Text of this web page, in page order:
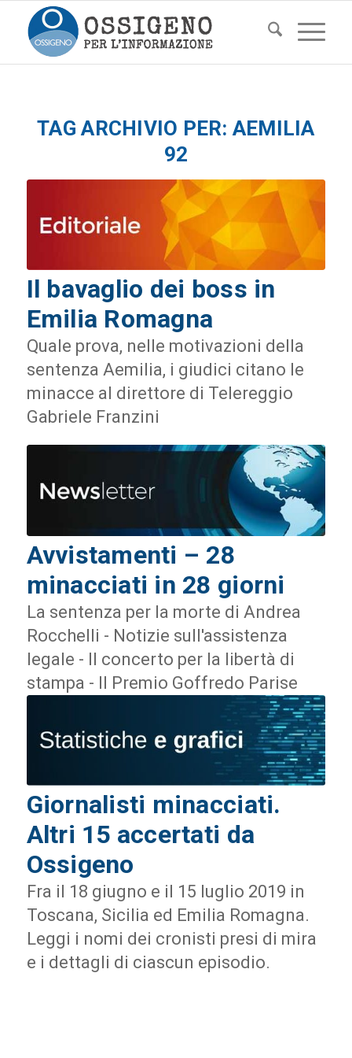
TAG ARCHIVIO PER:AEMILIA
92
Il bavaglio dei boss in
Emilia Romagna
Quale prova, nelle motivazioni della
sentenza Aemilia, i giudici citano le
minacce al direttore di Telereggio
Gabriele Franzini
Avvistamenti – 28
minacciati in 28 giorni
La sentenza per la morte di Andrea
Rocchelli - Notizie sull'assistenza
legale - Il concerto per la libertà di
stampa - Il Premio Goffredo Parise
Giornalisti minacciati.
Altri 15 accertati da
Ossigeno
Fra il 18 giugno e il 15 luglio 2019 in
Toscana, Sicilia ed Emilia Romagna.
Leggi i nomi dei cronisti presi di mira
e i dettagli di ciascun episodio.